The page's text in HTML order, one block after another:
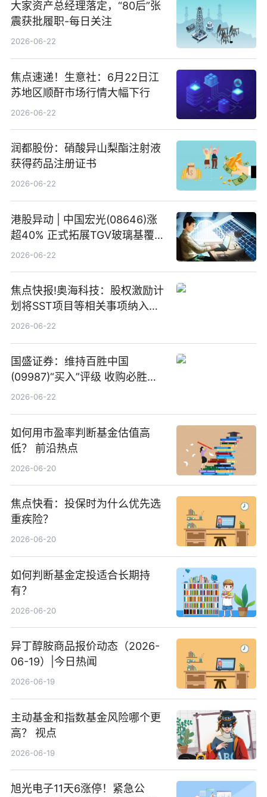
大家资产总经理落定，“80后”张
震获批履职-每日关注
2026-06-22
焦点速递！生意社：6月22日江
苏地区顺酐市场行情大幅下行
2026-06-22
润都股份：硝酸异山梨酯注射液
获得药品注册证书
2026-06-22
港股异动 | 中国宏光(08646)涨
超40% 正式拓展TGV玻璃基覆铜
板新材料业务
2026-06-22
焦点快报!奥海科技：股权激励计
划将SST项目等相关事项纳入专
项业务发展考核指标
2026-06-22
国盛证券：维持百胜中国
(09987)“买入”评级 收购必胜客
中国增厚利润加速成长 信息
2026-06-22
如何用市盈率判断基金估值高
低？ 前沿热点
2026-06-20
焦点快看：投保时为什么优先选
重疾险？
2026-06-20
如何判断基金定投适合长期持
有？
2026-06-20
异丁醇胺商品报价动态（2026-
06-19）|今日热闻
2026-06-19
主动基金和指数基金风险哪个更
高？ 视点
2026-06-19
旭光电子11天6涨停！紧急公